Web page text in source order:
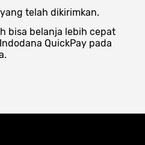
telah dikirimkan.
bisa belanja lebih cepat
QuickPay pada